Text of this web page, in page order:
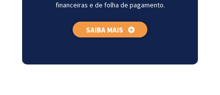
financeiras e de folha de pagamento.
SAIBA MAIS